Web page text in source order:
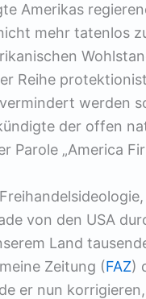
Amerikas
mehr tatenlos
Reihe
werden
der offen
Parole „America
von den USA
Land
Zeitung (FAZ)
er nun